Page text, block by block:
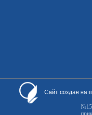
Сайт создан на